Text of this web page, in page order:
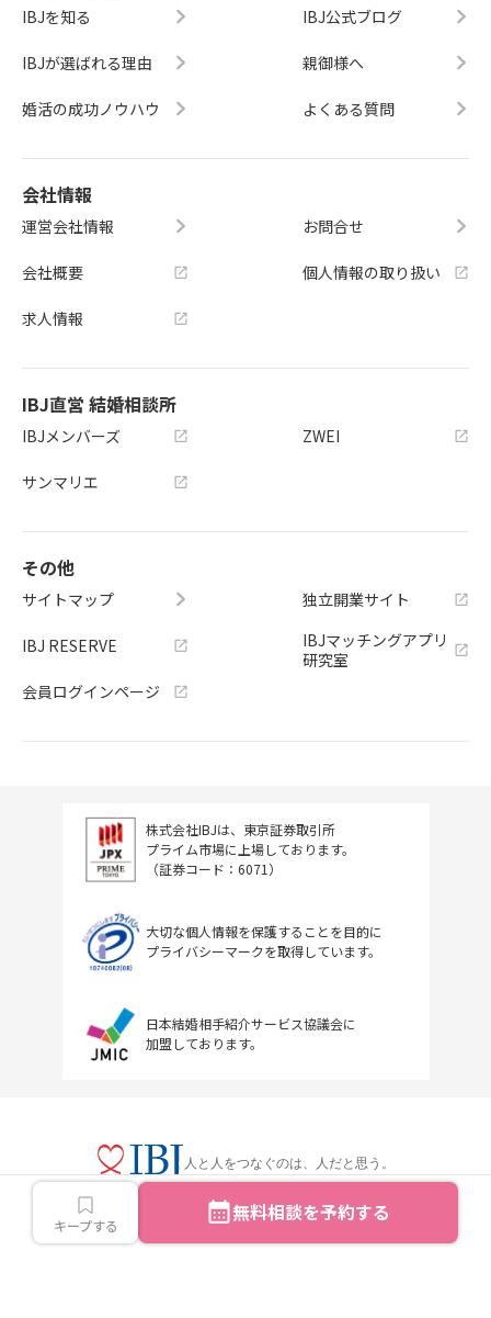
キープする 無料相談を予約する
IBJを知る
IBJが選ばれる理由
婚活の成功ノウハウ
IBJ公式ブログ
親御様へ
よくある質問
会社情報
運営会社情報
会社概要
求人情報
お問合せ
個人情報の取り扱い
IBJ直営 結婚相談所
IBJメンバーズ
サンマリエ
ZWEI
その他
サイトマップ
IBJ RESERVE
会員ログインページ
独立開業サイト
IBJマッチングアプリ
研究室
株式会社IBJは、東京証券取引所
プライム市場に上場しております。
（証券コード：6071）
大切な個人情報を保護することを目的に
プライバシーマークを取得しています。
日本結婚相手紹介サービス協議会に
加盟しております。
人と人をつなぐのは、人だと思う。